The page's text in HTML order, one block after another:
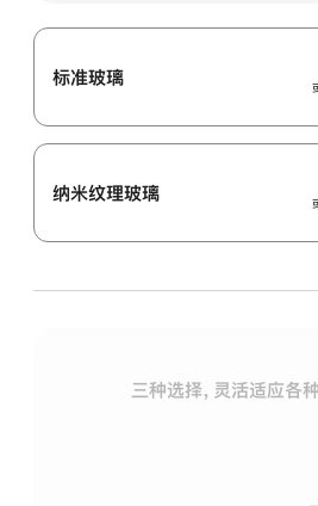
标准玻璃
纳米纹理玻璃
三种选择，灵活适应各